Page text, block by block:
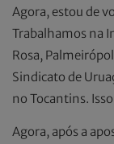
Agora, estou de
Trabalhamos na
Rosa,
Sindicato de
no Tocantins.
Agora, após a